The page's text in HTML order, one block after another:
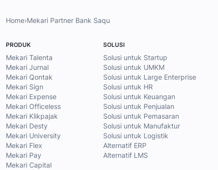
Home›Mekari Partner Bank Saqu
PRODUK
Mekari Talenta
Mekari Jurnal
Mekari Qontak
Mekari Sign
Mekari Expense
Mekari Officeless
Mekari Klikpajak
Mekari Desty
Mekari University
Mekari Flex
Mekari Pay
Mekari Capital
SOLUSI
Solusi untuk Startup
Solusi untuk UMKM
Solusi untuk Large Enterprise
Solusi untuk HR
Solusi untuk Keuangan
Solusi untuk Penjualan
Solusi untuk Pemasaran
Solusi untuk Manufaktur
Solusi untuk Logistik
Alternatif ERP
Alternatif LMS